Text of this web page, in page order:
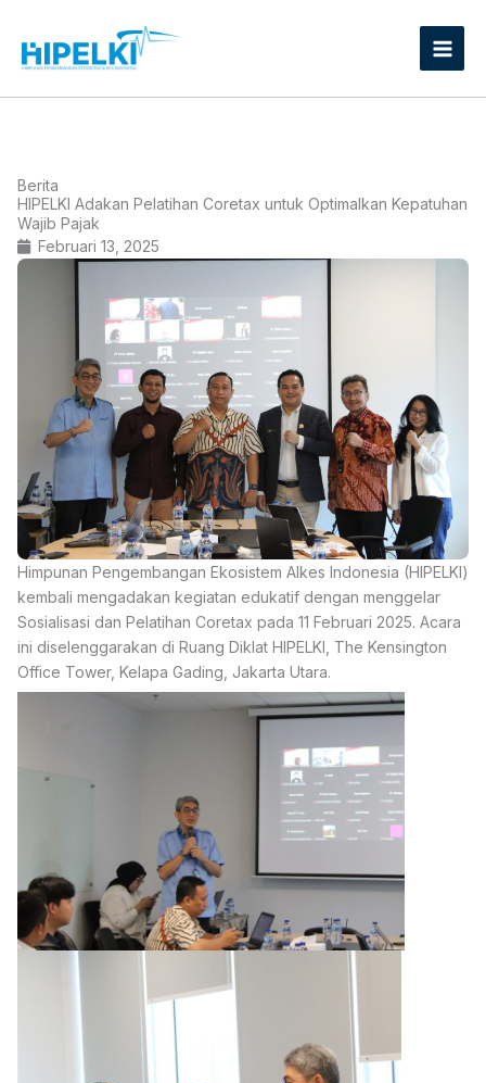
konten
Berita
HIPELKI Adakan Pelatihan Coretax untuk Optimalkan Kepatuhan
Wajib Pajak
Februari 13, 2025
Himpunan Pengembangan Ekosistem Alkes Indonesia (HIPELKI)
kembali mengadakan kegiatan edukatif dengan menggelar
Sosialisasi dan Pelatihan Coretax pada 11 Februari 2025. Acara
ini diselenggarakan di Ruang Diklat HIPELKI, The Kensington
Office Tower, Kelapa Gading, Jakarta Utara.